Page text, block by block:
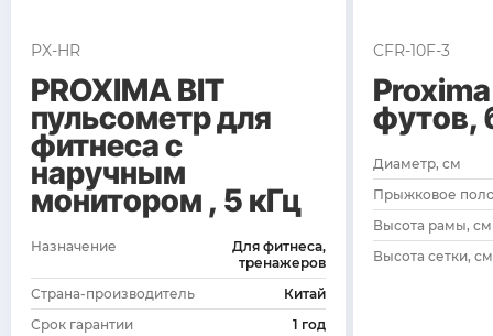
PX-HR
PROXIMA BIT
пульсометр для
фитнеса с
наручным
монитором , 5 кГц
Назначение
Для фитнеса,
тренажеров
Страна-производитель
Китай
Срок гарантии
1 год
CFR-10F-3
футов,
Диаметр, см
Прыжковое
Высота рамы, см
Высота сетки, см